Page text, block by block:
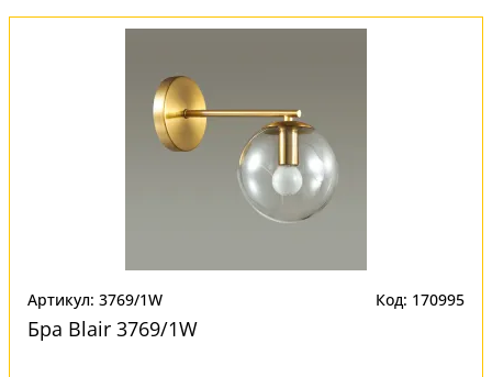
Артикул: 3769/1W Код: 170995
Бра Blair 3769/1W